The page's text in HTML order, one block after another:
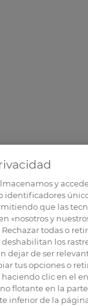
y
identificadores
que las
«nosotros y
todas o
los
dejar de ser
tus opciones o
clic en el
flotante en la
inferior de la